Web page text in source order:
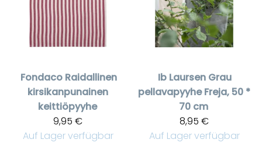
Fondaco Raidallinen
kirsikanpunainen
keittiöpyyhe
9,95 €
Auf Lager verfügbar
Ib Laursen Grau
pellavapyyhe Freja, 50 *
70 cm
8,95 €
Auf Lager verfügbar